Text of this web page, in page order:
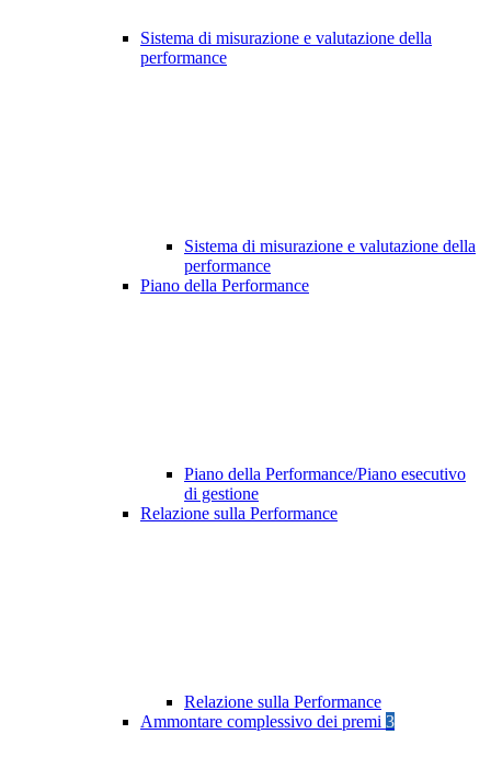
Sistema di misurazione e valutazione della
performance
Sistema di misurazione e valutazione della
performance
Piano della Performance
Piano della Performance/Piano esecutivo
di gestione
Relazione sulla Performance
Relazione sulla Performance
Ammontare complessivo dei premi 3